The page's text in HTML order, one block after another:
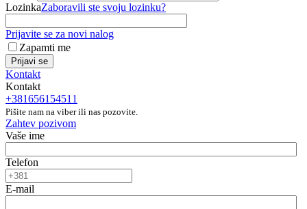
LozinkaZaboravili ste svoju lozinku?
Prijavite se za novi nalog
Zapamti me
Prijavi se
Kontakt
Kontakt
+381656154511
Pišite nam na viber ili nas pozovite.
Zahtev pozivom
Vaše ime
Telefon
E-mail